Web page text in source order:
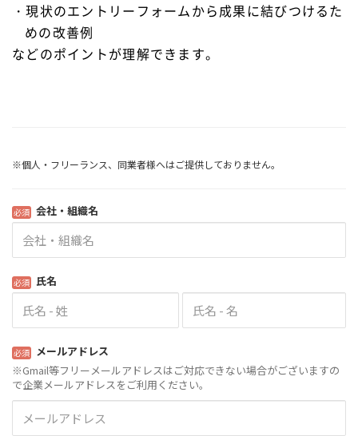
・現状のエントリーフォームから成果に結びつけるた
めの改善例
などのポイントが理解できます。